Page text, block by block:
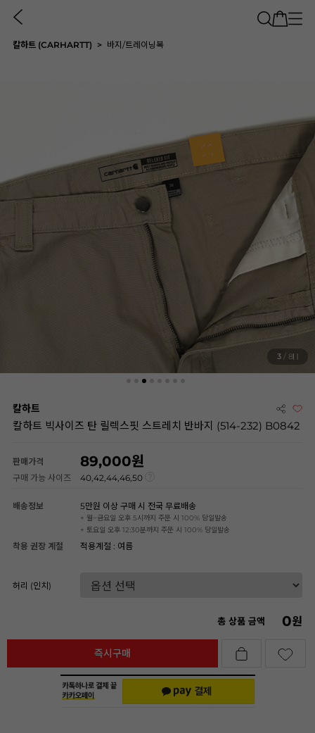
칼하트 (CARHARTT) 바지/트레이닝복
3 / 8
칼하트
칼하트 빅사이즈 탄 릴렉스핏 스트레치 반바지 (514-232) B0842
판매가격 89,000
구매 가능 사이즈 40,42,44,46,50
배송정보 5만원 이상 구매 시 전국 무료배송
+ 월~금요일 오후 5시까지 주문 시 100% 당일발송
+ 토요일 오후 12:30분까지 주문 시 100% 당일발송
착용 권장 계절 적용계절 : 여름
허리 (인치)
총 상품 금액 0원
즉시구매